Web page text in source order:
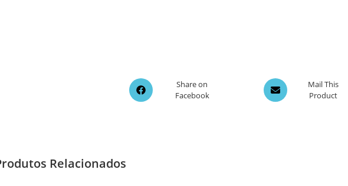
Opens
in
Share on
Facebook
Opens
in
Mail This
Product
Relacionados